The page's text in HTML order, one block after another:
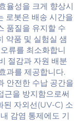
율성을 크게 향상시
로봇은 배송 시간을
품질을 유지할 수
약품 및 실험실 샘
류를 최소화합니
절감과 자원 배분
과를 제공합니다.
안전한 수납 공간을
근을 방지함으로써
된 자외선(UV-C) 소
감염 통제에도 기